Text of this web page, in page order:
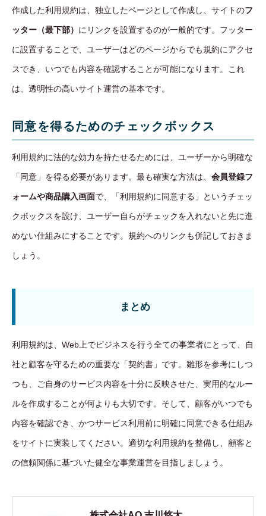
作成した利用規約は、独立したページとして作成し、サイトのフ
ッター（最下部） にリンクを設置するのが一般的です。フッター
に設置することで、ユーザーはどのページからでも規約にアクセ
スでき、いつでも内容を確認することが可能になります。これ
は、透明性の高いサイト運営の基本です。
同意を得るためのチェックボックス
利用規約に法的な効力を持たせるためには、ユーザーから明確な
「同意」を得る必要があります。最も確実な方法は、 会員登録フ
ォームや商品購入画面で、「利用規約に同意する」というチェッ
クボックスを設け、ユーザー自らがチェックを入れないと先に進
めない仕組みにすることです。規約へのリンクも併記しておきま
しょう。
まとめ
利用規約は、Web上でビジネスを行う全ての事業者にとって、自
社と顧客を守るための重要な「契約書」です。雛形を参考にしつ
つも、ご自身のサービス内容を十分に反映させた、実用的なルー
ルを作成することが何よりも大切です。そして、顧客がいつでも
内容を確認でき、かつサービス利用前に明確に同意できる仕組み
をサイトに実装してください。適切な利用規約を整備し、顧客と
の信頼関係に基づいた健全な事業運営を目指しましょう。